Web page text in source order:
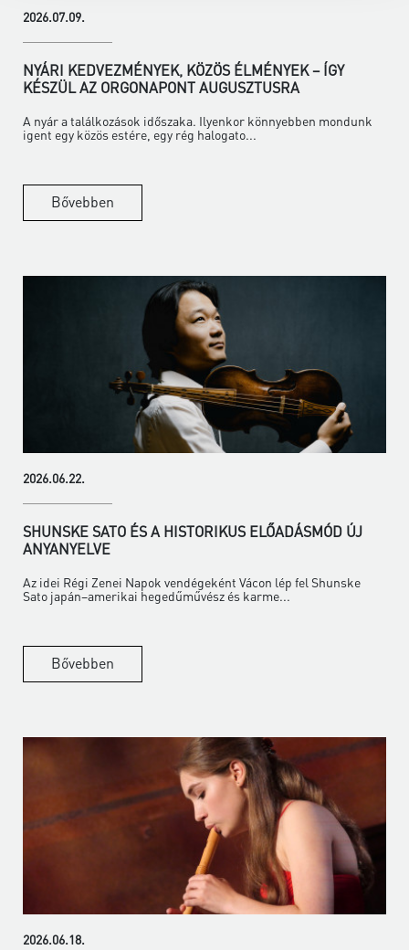
2026.07.09.
NYÁRI KEDVEZMÉNYEK, KÖZÖS ÉLMÉNYEK – ÍGY
KÉSZÜL AZ ORGONAPONT AUGUSZTUSRA
A nyár a találkozások időszaka. Ilyenkor könnyebben mondunk
igent egy közös estére, egy rég halogato...
Bővebben
2026.06.22.
SHUNSKE SATO ÉS A HISTORIKUS ELŐADÁSMÓD ÚJ
ANYANYELVE
Az idei Régi Zenei Napok vendégeként Vácon lép fel Shunske
Sato japán–amerikai hegedűművész és karme...
Bővebben
2026.06.18.